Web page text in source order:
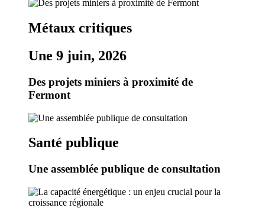
Métaux critiques
Une 9 juin, 2026
Des projets miniers à proximité de
Fermont
Santé publique
Une assemblée publique de consultation